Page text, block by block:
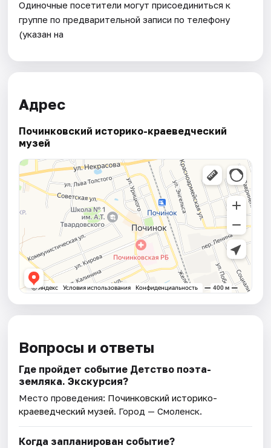
Одиночные посетители могут присоединиться к
группе по предварительной записи по телефону
(указан на
Адрес
Починковский историко-краеведческий
музей
Вопросы и ответы
Где пройдет событие Детство поэта-
земляка. Экскурсия?
Место проведения: Починковский историко-
краеведческий музей. Город — Смоленск.
Когда запланирован событие?